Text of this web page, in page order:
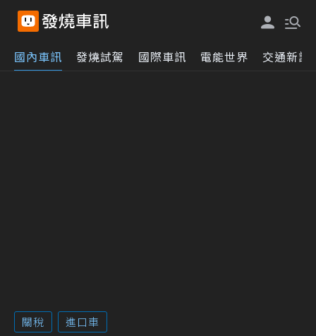
國內車訊 發燒試駕 國際車訊 電能世界 交通新訊
關稅 進口車